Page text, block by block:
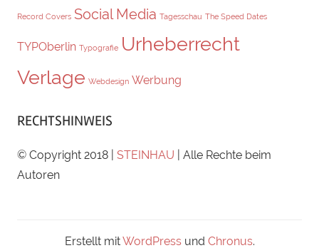
Record Covers Social Media Tagesschau The Speed Dates
TYPOberlin Typografie Urheberrecht
Verlage Webdesign Werbung
RECHTSHINWEIS
© Copyright 2018 | STEINHAU | Alle Rechte beim
Autoren
Erstellt mitWordPressund Chronus.